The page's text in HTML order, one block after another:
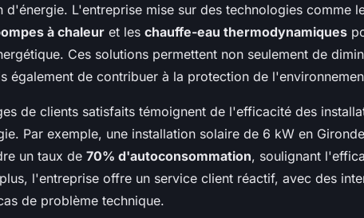
d'énergie. L'entreprise mise sur des technologies comme
à chaleur et les chauffe-eau thermodynamiques
Ces solutions permettent non seulement de
également de contribuer à la protection de
de clients satisfaits témoignent de l'efficacité des
Par exemple, une installation solaire de 6 kW en
un taux de 70% d'autoconsommation, soulignant
l'entreprise offre un service client réactif, avec des
de problème technique.